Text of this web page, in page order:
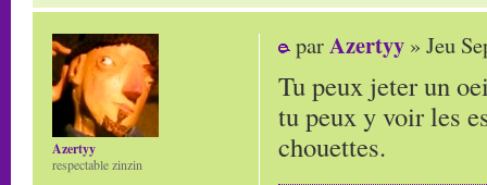
parAzertyy » Jeu
Tu peux jeter un
tu peux y voir les
chouettes.
Azertyy
respectable zinzin